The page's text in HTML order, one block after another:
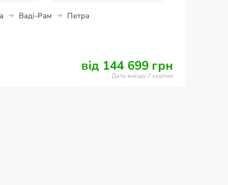
Травневі свята
Ваді-Рам Петра
від 144 699 грн
Дата виїзду 7 серпня